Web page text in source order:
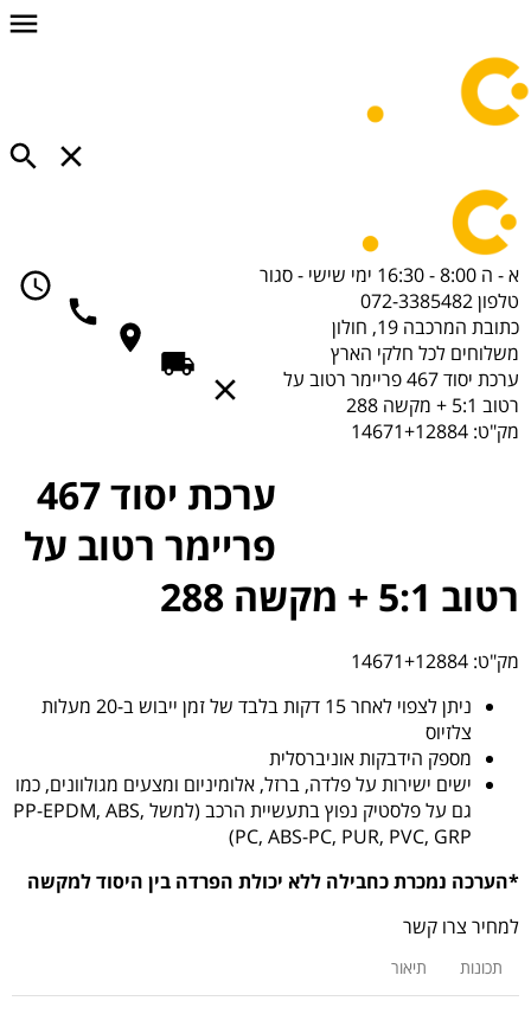
א - ה 8:00 - 16:30
ימי שישי - סגור
טלפון072-3385482
כתובת המרכבה 19, חולון
משלוחים לכל חלקי הארץ
ערכת יסוד 467 פריימר רטוב על
רטוב 5:1 + מקשה 288
מק"ט: 14671+12884
ערכת יסוד 467
פריימר רטוב על
רטוב 5:1 + מקשה 288
מק"ט: 14671+12884
ניתן לצפוי לאחר 15 דקות בלבד של זמן ייבוש ב-20 מעלות
צלזיוס
מספק הידבקות אוניברסלית
ישים ישירות על פלדה, ברזל, אלומיניום ומצעים מגולוונים, כמו
גם על פלסטיק נפוץ בתעשיית הרכב (למשל PP-EPDM, ABS,
PC, ABS-PC, PUR, PVC, GRP)
*הערכה נמכרת כחבילה ללא יכולת הפרדה בין היסוד למקשה
למחיר צרו קשר
תכונות תיאור